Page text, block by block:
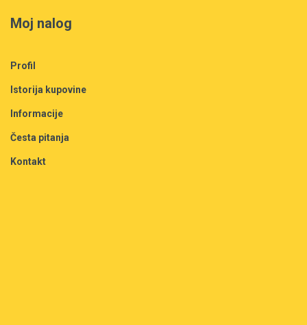
Moj nalog
Profil
Istorija kupovine
Informacije
Česta pitanja
Kontakt